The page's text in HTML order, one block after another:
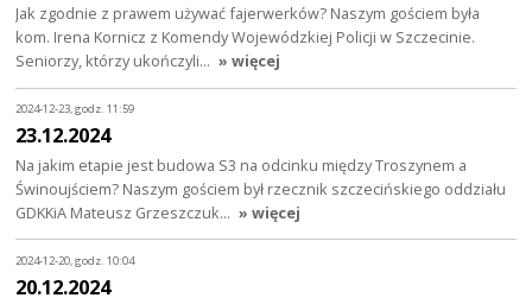
Jak zgodnie z prawem używać fajerwerków? Naszym gościem była
kom. Irena Kornicz z Komendy Wojewódzkiej Policji w Szczecinie.
Seniorzy, którzy ukończyli… » więcej
2024-12-23, godz. 11:59
23.12.2024
Na jakim etapie jest budowa S3 na odcinku między Troszynem a
Świnoujściem? Naszym gościem był rzecznik szczecińskiego oddziału
GDKKiA Mateusz Grzeszczuk… » więcej
2024-12-20, godz. 10:04
20.12.2024